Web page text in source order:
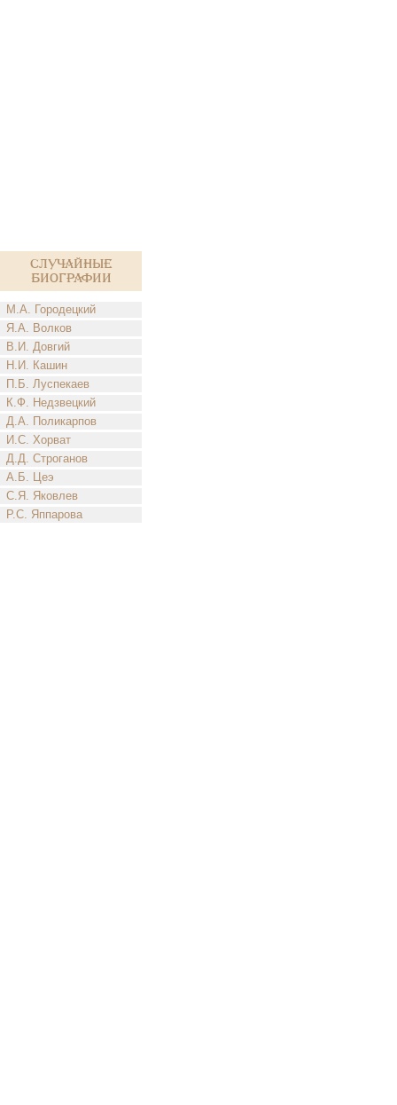
Случайные
биографии
М.А. Городецкий
Я.А. Волков
В.И. Довгий
Н.И. Кашин
П.Б. Луспекаев
К.Ф. Недзвецкий
Д.А. Поликарпов
И.С. Хорват
Д.Д. Строганов
А.Б. Цеэ
С.Я. Яковлев
Р.С. Яппарова